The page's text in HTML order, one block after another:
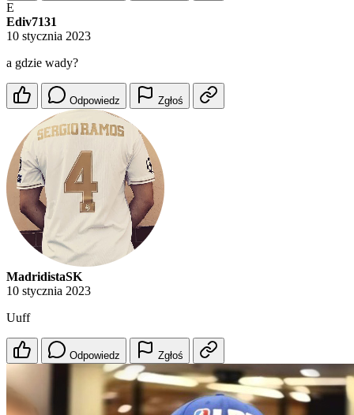
E
Ediv7131
10 stycznia 2023
a gdzie wady?
Odpowiedz Zgłoś
MadridistaSK
10 stycznia 2023
Uuff
Odpowiedz Zgłoś